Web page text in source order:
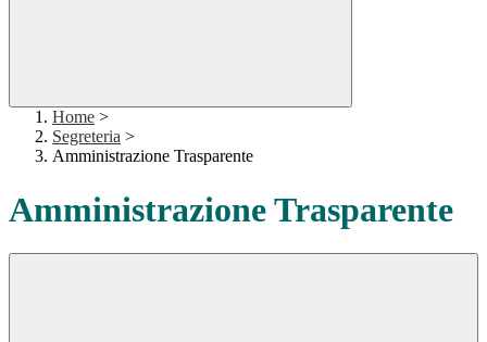
Home >
Segreteria >
Amministrazione Trasparente
Amministrazione Trasparente